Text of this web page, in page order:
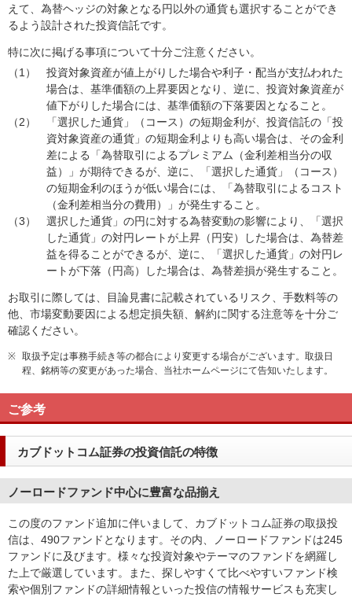
えて、為替ヘッジの対象となる円以外の通貨も選択することができ
るよう設計された投資信託です。
特に次に掲げる事項について十分ご注意ください。
（1）
投資対象資産が値上がりした場合や利子・配当が支払われた
場合は、基準価額の上昇要因となり、逆に、投資対象資産が
値下がりした場合には、基準価額の下落要因となること。
（2）
「選択した通貨」（コース）の短期金利が、投資信託の「投
資対象資産の通貨」の短期金利よりも高い場合は、その金利
差による「為替取引によるプレミアム（金利差相当分の収
益）」が期待できるが、逆に、「選択した通貨」（コース）
の短期金利のほうが低い場合には、「為替取引によるコスト
（金利差相当分の費用）」が発生すること。
（3）
選択した通貨」の円に対する為替変動の影響により、「選択
した通貨」の対円レートが上昇（円安）した場合は、為替差
益を得ることができるが、逆に、「選択した通貨」の対円レ
ートが下落（円高）した場合は、為替差損が発生すること。
お取引に際しては、目論見書に記載されているリスク、手数料等の
他、市場変動要因による想定損失額、解約に関する注意等を十分ご
確認ください。
※ 取扱予定は事務手続き等の都合により変更する場合がございます。取扱日
程、銘柄等の変更があった場合、当社ホームページにて告知いたします。
ご参考
カブドットコム証券の投資信託の特徴
ノーロードファンド中心に豊富な品揃え
この度のファンド追加に伴いまして、カブドットコム証券の取扱投
信は、490ファンドとなります。その内、ノーロードファンドは245
ファンドに及びます。様々な投資対象やテーマのファンドを網羅し
た上で厳選しています。また、探しやすくて比べやすいファンド検
索や個別ファンドの詳細情報といった投信の情報サービスも充実し